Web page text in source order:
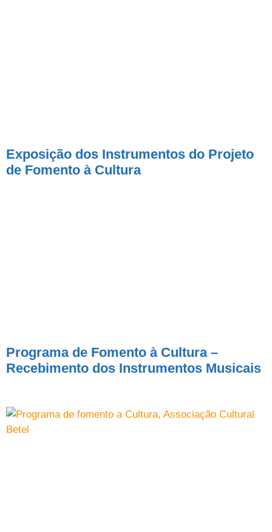
Exposição dos Instrumentos do Projeto
de Fomento à Cultura
Programa de Fomento à Cultura –
Recebimento dos Instrumentos Musicais